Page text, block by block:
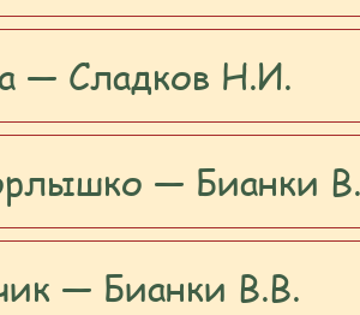
— Сладков Н.И.
— Бианки
— Бианки В.В.